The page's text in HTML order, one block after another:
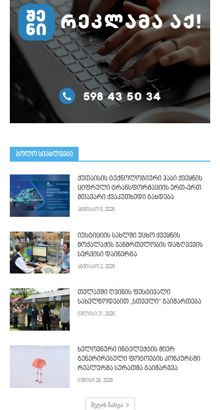
ᲑᲝᲚᲝ ᲡᲘᲐᲮᲚᲔᲔᲑᲘ
ქუთაისის ტექნოლოგიური ჰაბი ქვეყნის
ციფრული ტრანსფორმაციის ერთ-ერთ
მთავარი ქვაკუთხედი გახდება
აგვისტო 5, 2026
იუსტიციის სახლში უცხო ქვეყნის
მოქალაქის ჯანმრთელობის დაზღვევის
სერვისი დაინერგა
აგვისტო 2, 2026
თელავში ღვინის ფესტივალი
სახელწოდებით „სთველი“ გაიმართება
ივლისი 31, 2026
ხელოვნური ინტელექტის მიერ
გენერირებული ფოტოების კონკურსში
რეალურმა სურათმა გაიმარჯვა
ივნისი 28, 2026
მეტის ნახვა